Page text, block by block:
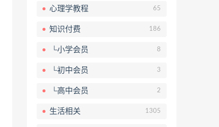
心理学教程 65
知识付费 186
└小学会员 8
└初中会员 3
└高中会员 2
生活相关 1305